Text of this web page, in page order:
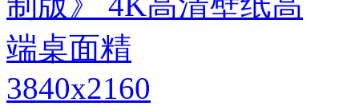
3840x2160